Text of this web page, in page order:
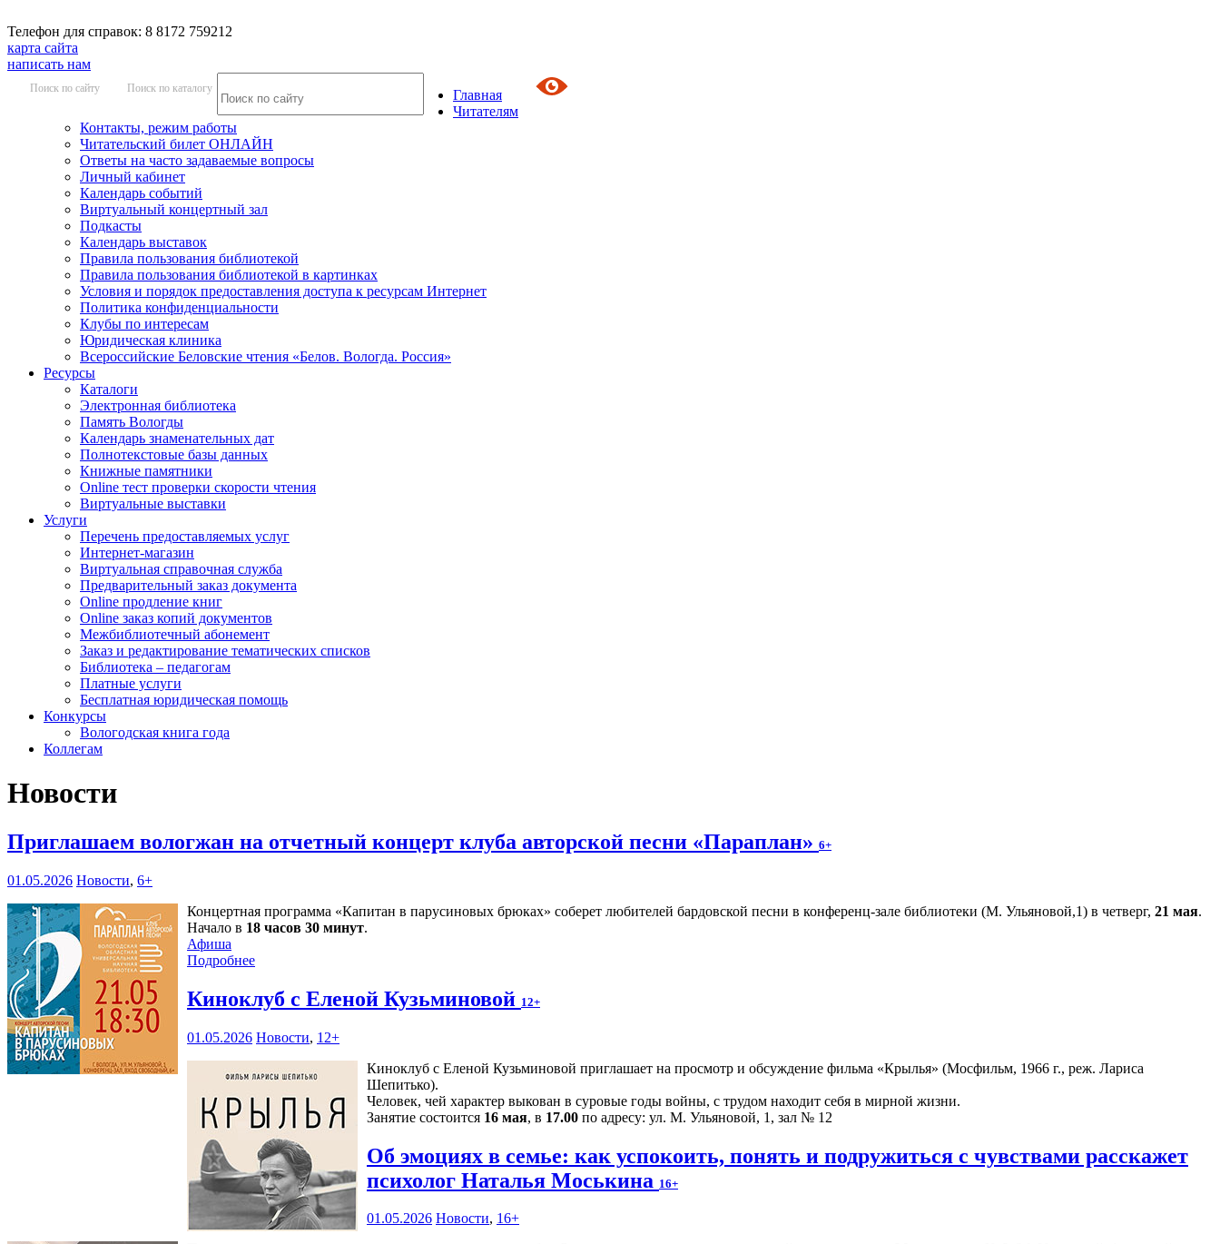
Телефон для справок: 8 8172 759212
карта сайта
написать нам
Поиск по сайту Поиск по каталогу
Главная
Читателям
Контакты, режим работы
Читательский билет ОНЛАЙН
Ответы на часто задаваемые вопросы
Личный кабинет
Календарь событий
Виртуальный концертный зал
Подкасты
Календарь выставок
Правила пользования библиотекой
Правила пользования библиотекой в картинках
Условия и порядок предоставления доступа к ресурсам Интернет
Политика конфиденциальности
Клубы по интересам
Юридическая клиника
Всероссийские Беловские чтения «Белов. Вологда. Россия»
Ресурсы
Каталоги
Электронная библиотека
Память Вологды
Календарь знаменательных дат
Полнотекстовые базы данных
Книжные памятники
Online тест проверки скорости чтения
Виртуальные выставки
Услуги
Перечень предоставляемых услуг
Интернет-магазин
Виртуальная справочная служба
Предварительный заказ документа
Online продление книг
Online заказ копий документов
Межбиблиотечный абонемент
Заказ и редактирование тематических списков
Библиотека – педагогам
Платные услуги
Бесплатная юридическая помощь
Конкурсы
Вологодская книга года
Коллегам
Новости
Приглашаем вологжан на отчетный концерт клуба авторской песни «Параплан» 6+
01.05.2026 Новости, 6+
Концертная программа «Капитан в парусиновых брюках» соберет любителей бардовской песни в конференц-зале библиотеки (М. Ульяновой,1) в четверг, 21 мая.
Начало в 18 часов 30 минут.
Афиша
Подробнее
Киноклуб с Еленой Кузьминовой 12+
01.05.2026 Новости, 12+
Киноклуб с Еленой Кузьминовой приглашает на просмотр и обсуждение фильма «Крылья» (Мосфильм, 1966 г., реж. Лариса
Шепитько).
Человек, чей характер выкован в суровые годы войны, с трудом находит себя в мирной жизни.
Занятие состоится 16 мая, в 17.00 по адресу: ул. М. Ульяновой, 1, зал № 12
Об эмоциях в семье: как успокоить, понять и подружиться с чувствами расскажет
психолог Наталья Моськина 16+
01.05.2026 Новости, 16+